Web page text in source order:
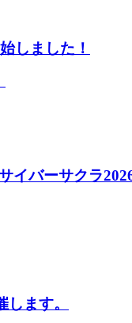
しました！
バーサクラ
ます。